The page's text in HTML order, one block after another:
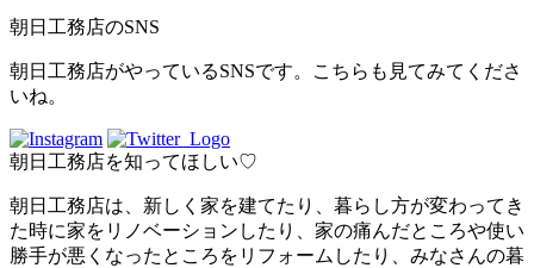
朝日工務店のSNS
朝日工務店がやっているSNSです。こちらも見てみてくださ
いね。
朝日工務店を知ってほしい♡
朝日工務店は、新しく家を建てたり、暮らし方が変わってき
た時に家をリノベーションしたり、家の痛んだところや使い
勝手が悪くなったところをリフォームしたり、みなさんの暮